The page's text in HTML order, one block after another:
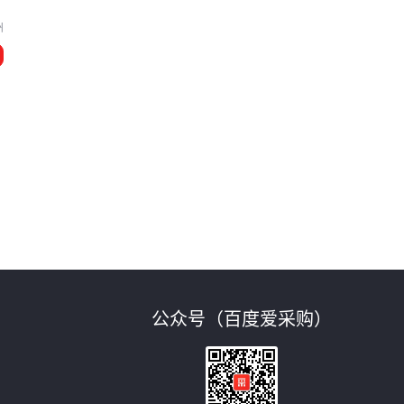
公众号（百度爱采购）